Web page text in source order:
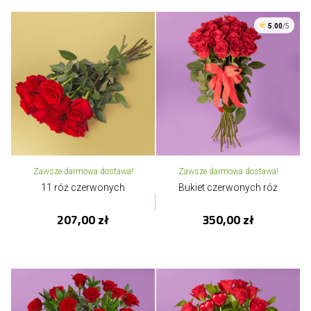
Zawsze darmowa dostawa!
11 róż czerwonych
207,00 zł
5.00/5
Zawsze darmowa dostawa!
Bukiet czerwonych róż
350,00 zł